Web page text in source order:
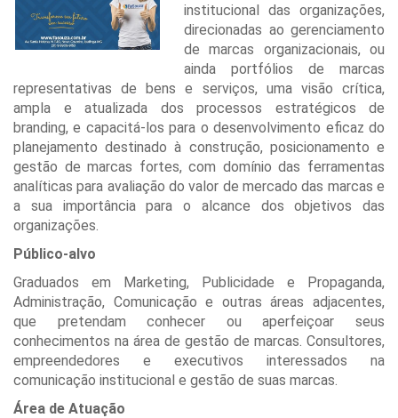
institucional das organizações,
direcionadas ao gerenciamento
de marcas organizacionais, ou
ainda portfólios de marcas
representativas de bens e serviços, uma visão crítica,
ampla e atualizada dos processos estratégicos de
branding, e capacitá-los para o desenvolvimento eficaz do
planejamento destinado à construção, posicionamento e
gestão de marcas fortes, com domínio das ferramentas
analíticas para avaliação do valor de mercado das marcas e
a sua importância para o alcance dos objetivos das
organizações.
Público-alvo
Graduados em Marketing, Publicidade e Propaganda,
Administração, Comunicação e outras áreas adjacentes,
que pretendam conhecer ou aperfeiçoar seus
conhecimentos na área de gestão de marcas. Consultores,
empreendedores e executivos interessados na
comunicação institucional e gestão de suas marcas.
Área de Atuação